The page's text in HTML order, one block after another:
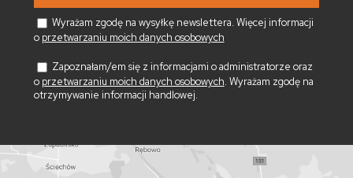
Wyrażam zgodę na wysyłkę newslettera. Więcej informacji
o przetwarzaniu moich danych osobowych
Zapoznałam/em się z informacjami o administratorze oraz
o przetwarzaniu moich danych osobowych. Wyrażam zgodę na
otrzymywanie informacji handlowej.